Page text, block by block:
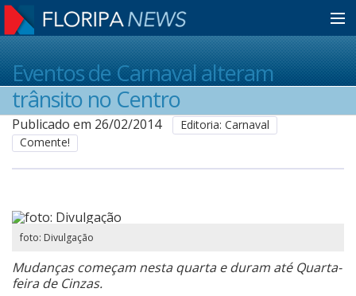
Home
Notícias
Colunistas
Classificados
Guia de Serviços
Eventos de Carnaval alteram
trânsito no Centro
Publicado em 26/02/2014
Editoria: Carnaval
Comente!
foto: Divulgação
Mudanças começam nesta quarta e duram até Quarta-
feira de Cinzas.